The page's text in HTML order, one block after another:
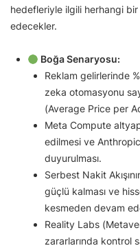
hedefleriyle ilgili herhangi
edecekler.
Boğa Senaryosu:
Reklam gelirlerinde
zeka otomasyonu
(Average Price per
Meta Compute
edilmesi ve
duyurulması.
Serbest Nakit
güçlü kalması ve
kesmeden devam
Reality Labs
zararlarında kontrol